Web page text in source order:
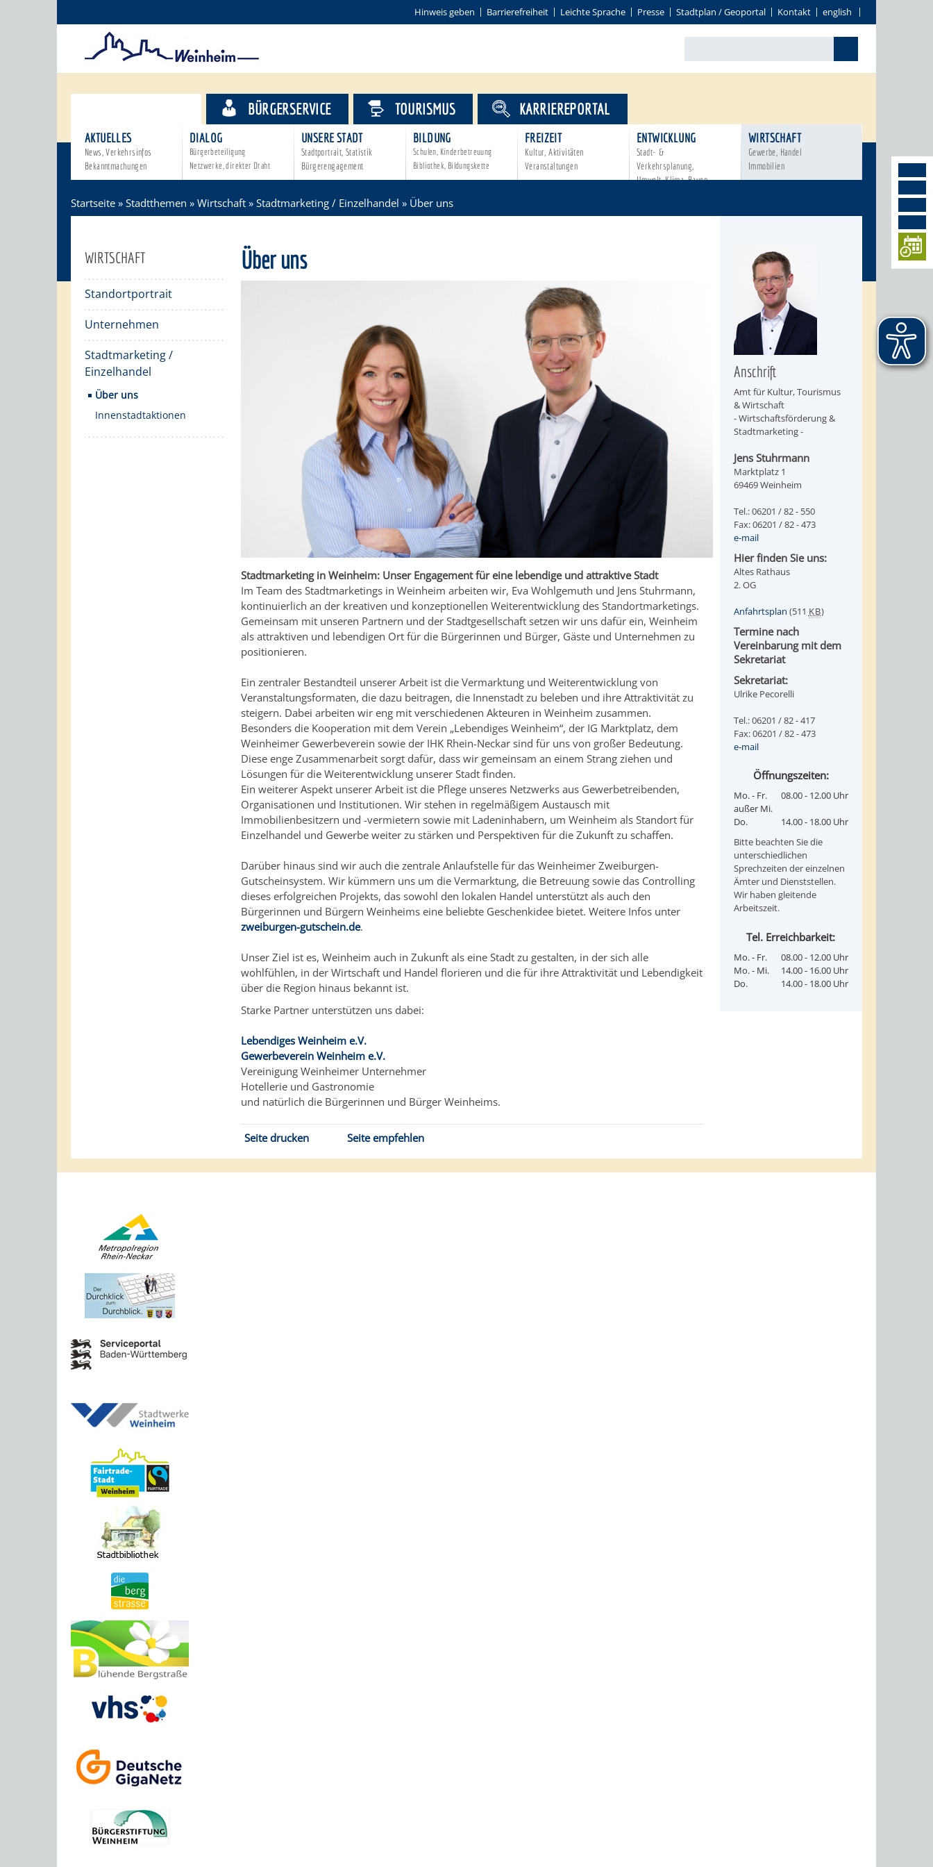
Hinweis geben Barrierefreiheit Leichte Sprache Presse Stadtplan / Geoportal Kontakt english
AKTUELLES
News, Verkehrsinfos
Bekanntmachungen
DIALOG
Bürgerbeteiligung
Netzwerke, direkter Draht
UNSERE STADT
Stadtportrait, Statistik
Bürgerengagement
BILDUNG
Schulen, Kinderbetreuung
Bibliothek, Bildungskette
FREIZEIT
Kultur, Aktivitäten
Veranstaltungen
ENTWICKLUNG
Stadt- &
Verkehrsplanung,
Umwelt, Klima, Bauen
WIRTSCHAFT
Gewerbe, Handel
Immobilien
BÜRGERSERVICE TOURISMUS KARRIEREPORTAL
Startseite » Stadtthemen » Wirtschaft » Stadtmarketing / Einzelhandel » Über uns
WIRTSCHAFT
Standortportrait
Unternehmen
Stadtmarketing /
Einzelhandel
Über uns
Innenstadtaktionen
Über uns
Stadtmarketing in Weinheim: Unser Engagement für eine lebendige und attraktive Stadt
Im Team des Stadtmarketings in Weinheim arbeiten wir, Eva Wohlgemuth und Jens Stuhrmann,
kontinuierlich an der kreativen und konzeptionellen Weiterentwicklung des Standortmarketings.
Gemeinsam mit unseren Partnern und der Stadtgesellschaft setzen wir uns dafür ein, Weinheim
als attraktiven und lebendigen Ort für die Bürgerinnen und Bürger, Gäste und Unternehmen zu
positionieren.
Ein zentraler Bestandteil unserer Arbeit ist die Vermarktung und Weiterentwicklung von
Veranstaltungsformaten, die dazu beitragen, die Innenstadt zu beleben und ihre Attraktivität zu
steigern. Dabei arbeiten wir eng mit verschiedenen Akteuren in Weinheim zusammen.
Besonders die Kooperation mit dem Verein „Lebendiges Weinheim“, der IG Marktplatz, dem
Weinheimer Gewerbeverein sowie der IHK Rhein-Neckar sind für uns von großer Bedeutung.
Diese enge Zusammenarbeit sorgt dafür, dass wir gemeinsam an einem Strang ziehen und
Lösungen für die Weiterentwicklung unserer Stadt finden.
Ein weiterer Aspekt unserer Arbeit ist die Pflege unseres Netzwerks aus Gewerbetreibenden,
Organisationen und Institutionen. Wir stehen in regelmäßigem Austausch mit
Immobilienbesitzern und -vermietern sowie mit Ladeninhabern, um Weinheim als Standort für
Einzelhandel und Gewerbe weiter zu stärken und Perspektiven für die Zukunft zu schaffen.
Darüber hinaus sind wir auch die zentrale Anlaufstelle für das Weinheimer Zweiburgen-
Gutscheinsystem. Wir kümmern uns um die Vermarktung, die Betreuung sowie das Controlling
dieses erfolgreichen Projekts, das sowohl den lokalen Handel unterstützt als auch den
Bürgerinnen und Bürgern Weinheims eine beliebte Geschenkidee bietet. Weitere Infos unter
zweiburgen-gutschein.de.
Unser Ziel ist es, Weinheim auch in Zukunft als eine Stadt zu gestalten, in der sich alle
wohlfühlen, in der Wirtschaft und Handel florieren und die für ihre Attraktivität und Lebendigkeit
über die Region hinaus bekannt ist.
Starke Partner unterstützen uns dabei:
Lebendiges Weinheim e.V.
Gewerbeverein Weinheim e.V.
Vereinigung Weinheimer Unternehmer
Hotellerie und Gastronomie
und natürlich die Bürgerinnen und Bürger Weinheims.
Seite drucken Seite empfehlen
Anschrift
Amt für Kultur, Tourismus
& Wirtschaft
- Wirtschaftsförderung &
Stadtmarketing -
Jens Stuhrmann
Marktplatz 1
69469 Weinheim
Tel.: 06201 / 82 - 550
Fax: 06201 / 82 - 473
e-mail
Hier finden Sie uns:
Altes Rathaus
2. OG
Anfahrtsplan (511 KB)
Termine nach
Vereinbarung mit dem
Sekretariat
Sekretariat:
Ulrike Pecorelli
Tel.: 06201 / 82 - 417
Fax: 06201 / 82 - 473
e-mail
Öffnungszeiten:
Mo. - Fr.
außer Mi.
08.00 - 12.00 Uhr
Do.
14.00 - 18.00 Uhr
Bitte beachten Sie die
unterschiedlichen
Sprechzeiten der einzelnen
Ämter und Dienststellen.
Wir haben gleitende
Arbeitszeit.
Tel. Erreichbarkeit:
Mo. - Fr.
08.00 - 12.00 Uhr
Mo. - Mi.
14.00 - 16.00 Uhr
Do.
14.00 - 18.00 Uhr